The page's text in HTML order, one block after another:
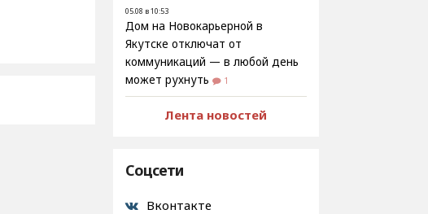
05.08 в 10:53
Дом на Новокарьерной в
Якутске отключат от
коммуникаций — в любой день
может рухнуть
1
Лента новостей
Соцсети
Вконтакте